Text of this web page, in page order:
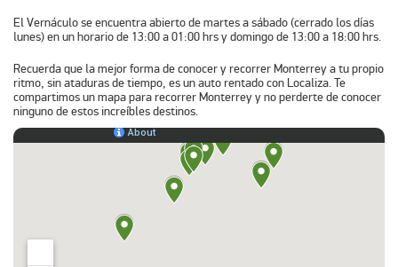
El Vernáculo se encuentra abierto de martes a sábado (cerrado los días
lunes) en un horario de 13:00 a 01:00 hrs y domingo de 13:00 a 18:00 hrs.
Recuerda que la mejor forma de conocer y recorrer Monterrey a tu propio
ritmo, sin ataduras de tiempo, es un auto rentado con Localiza. Te
compartimos unmapa para recorrer Monterreyy no perderte de conocer
ninguno de estos increíbles destinos.